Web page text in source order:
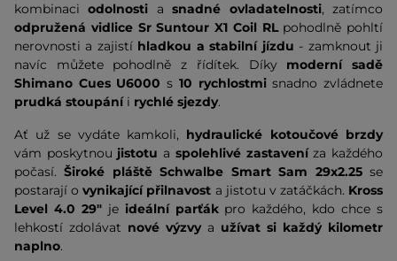
kombinaciodolnosti asnadné ovladatelnosti, zatímco
odpružená vidlice Sr Suntour X1 Coil RLpohodlně pohltí
nerovnosti a zajistí hladkou a stabilní jízdu - zamknout ji
navíc můžete pohodlně z řídítek. Díky moderní sadě
Shimano Cues U6000 s 10 rychlostmisnadno zvládnete
prudká stoupáníi rychlé sjezdy.
Ať už se vydáte kamkoli, hydraulické kotoučové brzdy
vám poskytnou jistotu a spolehlivé zastaveníza každého
počasí.Široké pláště Schwalbe Smart Sam 29x2.25se
postarají ovynikající přilnavost a jistotu v zatáčkách. Kross
Level 4.0 29" je ideální parťákpro každého, kdo chce s
lehkostí zdolávat nové výzvya užívat si každý kilometr
naplno.